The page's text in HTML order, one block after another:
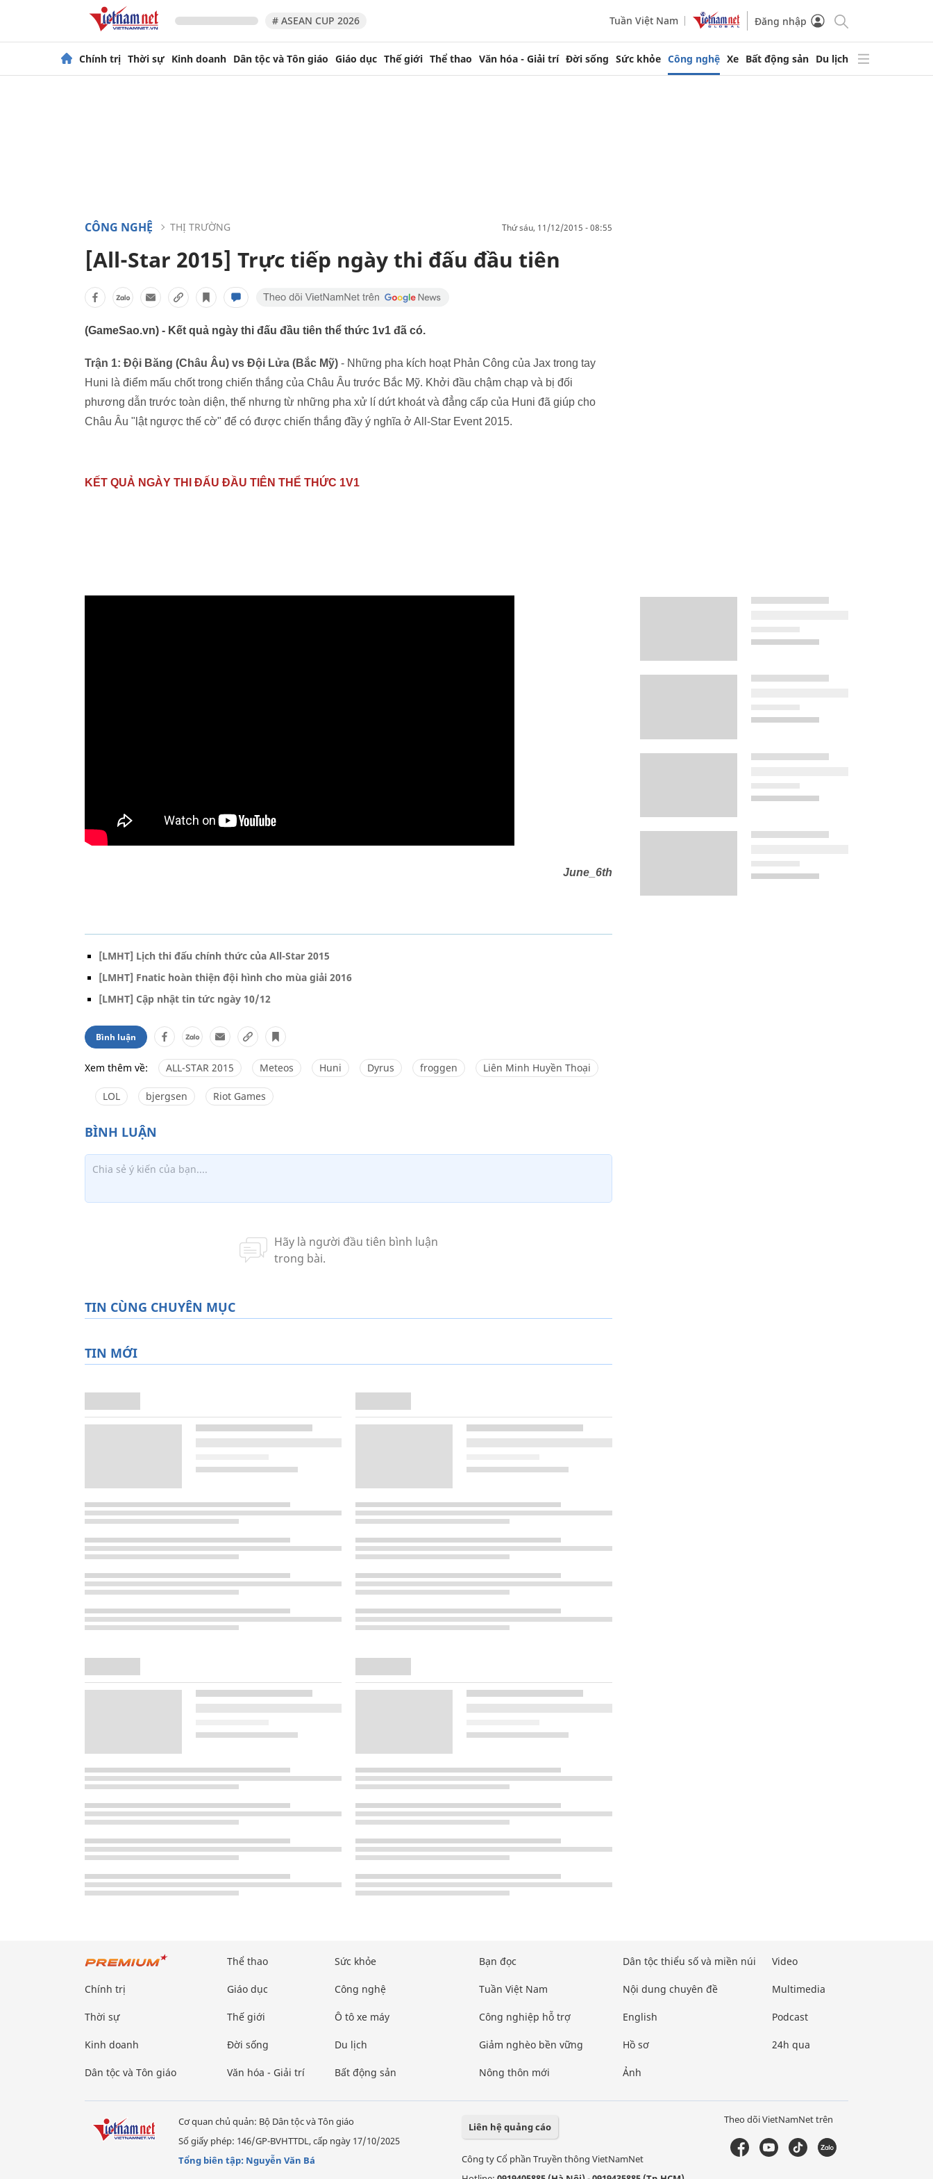
# ASEAN CUP 2026 Tuần Việt Nam Đăng nhập
Chính trị Thời sự Kinh doanh Dân tộc và Tôn giáo Giáo dục Thế giới Thể thao Văn hóa - Giải trí Đời sống Sức khỏe Công nghệ Xe Bất động sản Du lịch
CÔNG NGHỆ THỊ TRƯỜNG thứ sáu, 11/12/2015 - 08:55
[All-Star 2015] Trực tiếp ngày thi đấu đầu tiên
(GameSao.vn) - Kết quả ngày thi đấu đầu tiên thể thức 1v1 đã có.
Trận 1: Đội Băng (Châu Âu) vs Đội Lửa (Bắc Mỹ) - Những pha kích hoạt Phản Công của Jax trong tay
Huni là điểm mấu chốt trong chiến thắng của Châu Âu trước Bắc Mỹ. Khởi đầu chậm chạp và bị đối
phương dẫn trước toàn diện, thế nhưng từ những pha xử lí dứt khoát và đẳng cấp của Huni đã giúp cho
Châu Âu "lật ngược thế cờ" để có được chiến thắng đầy ý nghĩa ở All-Star Event 2015.
KẾT QUẢ NGÀY THI ĐẤU ĐẦU TIÊN THỂ THỨC 1V1
June_6th
[LMHT] Lịch thi đấu chính thức của All-Star 2015
[LMHT] Fnatic hoàn thiện đội hình cho mùa giải 2016
[LMHT] Cập nhật tin tức ngày 10/12
Bình luận
Xem thêm về: ALL-STAR 2015 Meteos Huni Dyrus froggen Liên Minh Huyền Thoại
LOL bjergsen Riot Games
TIN CÙNG CHUYÊN MỤC
TIN MỚI
Chính trị
Thời sự
Kinh doanh
Dân tộc và Tôn giáo
Thể thao
Giáo dục
Thế giới
Đời sống
Văn hóa - Giải trí
Sức khỏe
Công nghệ
Ô tô xe máy
Du lịch
Bất động sản
Bạn đọc
Tuần Việt Nam
Công nghiệp hỗ trợ
Giảm nghèo bền vững
Nông thôn mới
Dân tộc thiểu số và miền núi
Nội dung chuyên đề
English
Hồ sơ
Ảnh
Video
Multimedia
Podcast
24h qua
Cơ quan chủ quản: Bộ Dân tộc và Tôn giáo
Số giấy phép: 146/GP-BVHTTDL, cấp ngày 17/10/2025
Tổng biên tập: Nguyễn Văn Bá
Liên hệ quảng cáo
Công ty Cổ phần Truyền thông VietNamNet
Theo dõi VietNamNet trên